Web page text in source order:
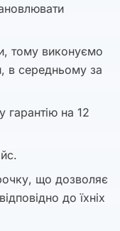
тому виконуємо
в середньому за
гарантію на 12
що дозволяє
до їхніх